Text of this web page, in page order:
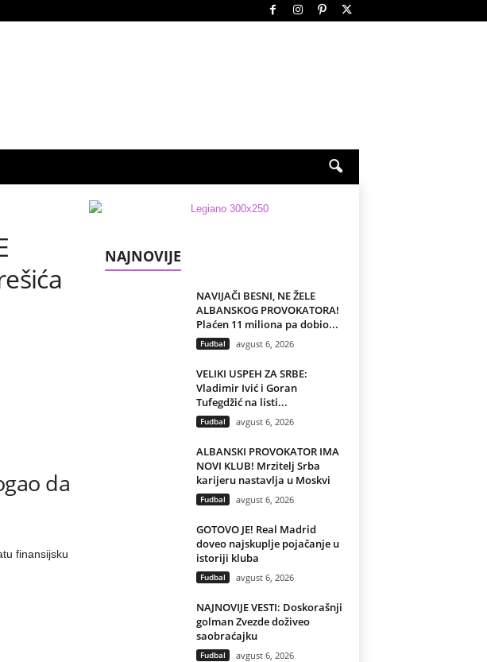
da
finansijsku
NAJNOVIJE
NAVIJAČI BESNI, NE ŽELE
ALBANSKOG PROVOKATORA!
Plaćen 11 miliona pa dobio...
Fudbal avgust 6, 2026
VELIKI USPEH ZA SRBE:
Vladimir Ivić i Goran
Tufegdžić na listi...
Fudbal avgust 6, 2026
ALBANSKI PROVOKATOR IMA
NOVI KLUB! Mrzitelj Srba
karijeru nastavlja u Moskvi
Fudbal avgust 6, 2026
GOTOVO JE! Real Madrid
doveo najskuplje pojačanje u
istoriji kluba
Fudbal avgust 6, 2026
NAJNOVIJE VESTI: Doskorašnji
golman Zvezde doživeo
saobraćajku
Fudbal avgust 6, 2026